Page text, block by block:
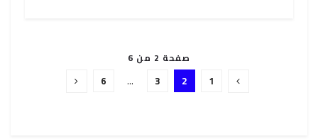
صفحة 2 من 6
1
2
3
…
6